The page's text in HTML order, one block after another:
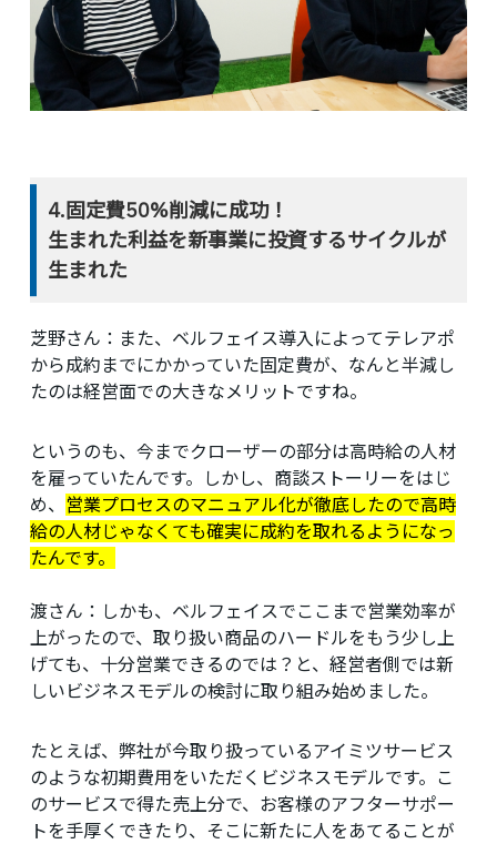
4.固定費50%削減に成功！
生まれた利益を新事業に投資するサイクルが
生まれた
芝野さん： また、ベルフェイス導入によってテレアポ
から成約までにかかっていた固定費が、なんと半減し
たのは経営面での大きなメリットですね。
というのも、今までクローザーの部分は高時給の人材
を雇っていたんです。しかし、商談ストーリーをはじ
め、 営業プロセスのマニュアル化が徹底したので高時
給の人材じゃなくても確実に成約を取れるようになっ
たんです。
渡さん： しかも、ベルフェイスでここまで営業効率が
上がったので、取り扱い商品のハードルをもう少し上
げても、十分営業できるのでは？と、経営者側では新
しいビジネスモデルの検討に取り組み始めました。
たとえば、弊社が今取り扱っているアイミツサービス
のような初期費用をいただくビジネスモデルです。こ
のサービスで得た売上分で、お客様のアフターサポー
トを手厚くできたり、そこに新たに人をあてることが